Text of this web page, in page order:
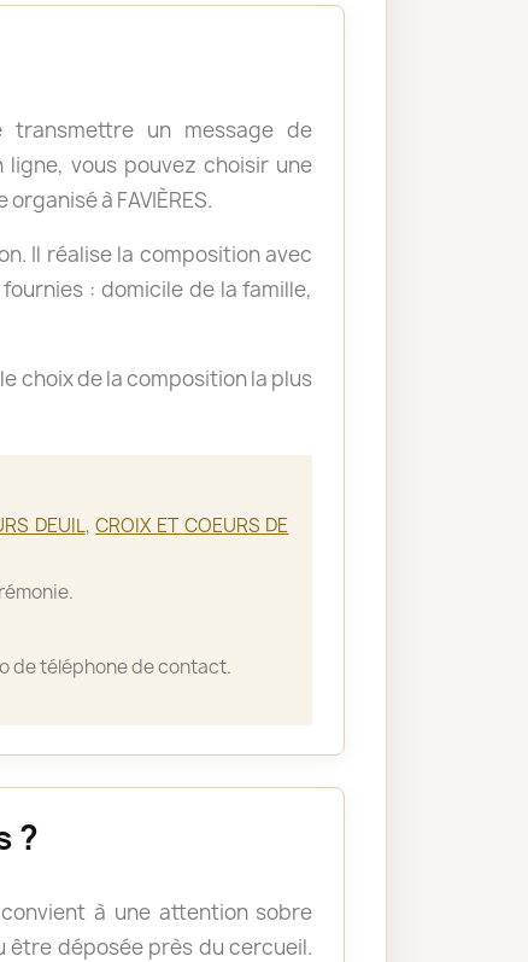
transmettre un message de
vous pouvez choisir une
à FAVIÈRES.
Il réalise la composition avec
: domicile de la famille,
choix de la composition la plus
DEUIL,CROIX ET COEURS DE
de téléphone de contact.
?
à une attention sobre
être déposée près du cercueil.